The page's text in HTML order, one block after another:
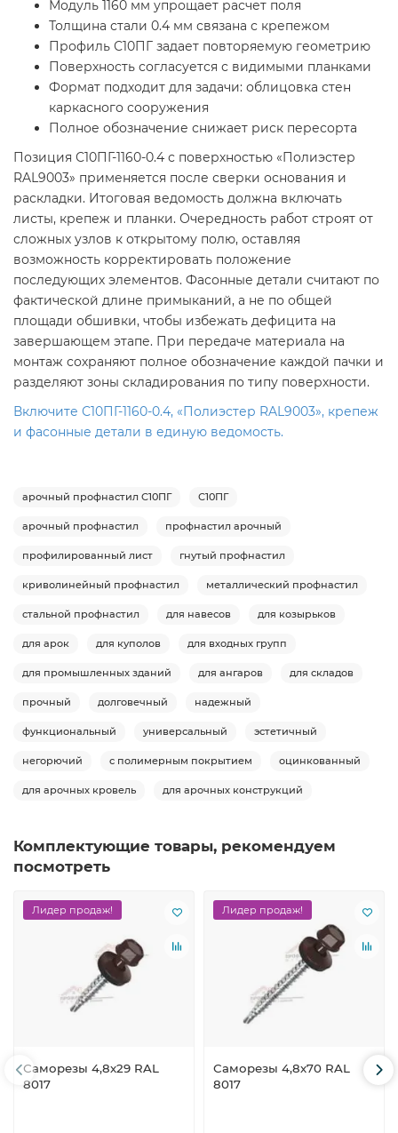
Модуль 1160 мм упрощает расчет поля
Толщина стали 0.4 мм связана с крепежом
Профиль С10ПГ задает повторяемую геометрию
Поверхность согласуется с видимыми планками
Формат подходит для задачи: облицовка стен
каркасного сооружения
Полное обозначение снижает риск пересорта
Позиция С10ПГ-1160-0.4 с поверхностью «Полиэстер
RAL9003» применяется после сверки основания и
раскладки. Итоговая ведомость должна включать
листы, крепеж и планки. Очередность работ строят от
сложных узлов к открытому полю, оставляя
возможность корректировать положение
последующих элементов. Фасонные детали считают по
фактической длине примыканий, а не по общей
площади обшивки, чтобы избежать дефицита на
завершающем этапе. При передаче материала на
монтаж сохраняют полное обозначение каждой пачки и
разделяют зоны складирования по типу поверхности.
Включите С10ПГ-1160-0.4, «Полиэстер RAL9003», крепеж
и фасонные детали в единую ведомость.
арочный профнастил С10ПГ С10ПГ
арочный профнастил профнастил арочный
профилированный лист гнутый профнастил
криволинейный профнастил металлический профнастил
стальной профнастил для навесов для козырьков
для арок для куполов для входных групп
для промышленных зданий для ангаров для складов
прочный долговечный надежный
функциональный универсальный эстетичный
негорючий с полимерным покрытием оцинкованный
для арочных кровель для арочных конструкций
Комплектующие товары, рекомендуем
посмотреть
Лидер продаж!
Саморезы 4,8х29 RAL
8017
Лидер продаж!
Саморезы 4,8х70 RAL
8017